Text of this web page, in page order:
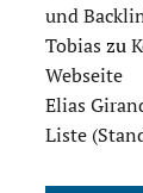
und
Tobias zu
Webseite
Elias
Liste